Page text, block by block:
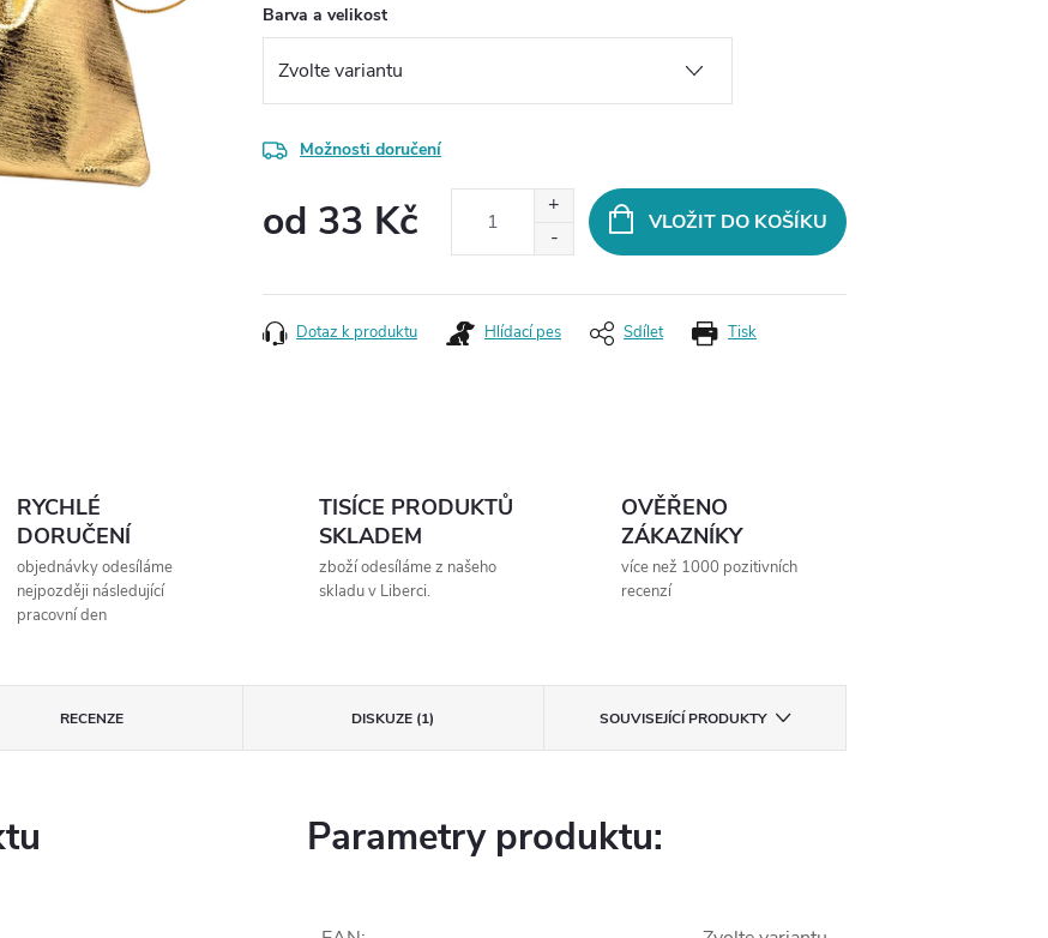
Barva a velikost
Možnosti doručení
od 33 Kč VLOŽIT DO KOŠÍKU
Tisk
Dotaz k produktu Hlídací pes Sdílet
RYCHLÉ
DORUČENÍ
objednávky odesíláme
nejpozději následující
pracovní den
TISÍCE PRODUKTŮ
SKLADEM
zboží odesíláme z našeho
skladu v Liberci.
OVĚŘENO
ZÁKAZNÍKY
více než 1000 pozitivních
recenzí
RECENZE DISKUZE (1) SOUVISEJÍCÍ PRODUKTY
Parametry produktu: